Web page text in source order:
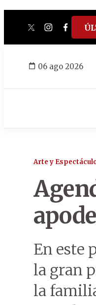
twitterinstagram
06 ago 2026
Arte y
En este
la gran
la